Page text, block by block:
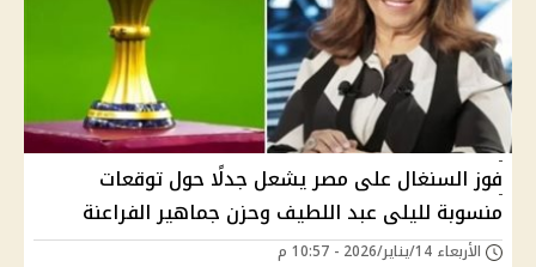
فوز السنغال على مصر يشعل جدلًا حول توقعات
منسوبة لليلى عبد اللطيف وحزن جماهير الفراعنة
الأربعاء 14/يناير/2026 - 10:57 م